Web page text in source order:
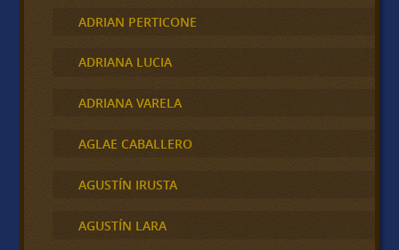
ADRIAN PERTICONE
ADRIANA LUCIA
ADRIANA VARELA
AGLAE CABALLERO
AGUSTÍN IRUSTA
AGUSTÍN LARA